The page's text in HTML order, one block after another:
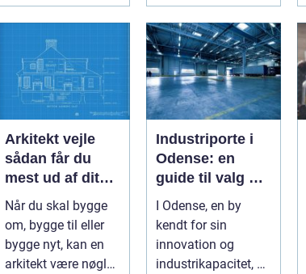
planlægnin...
Arkitekt vejle
sådan får du
mest ud af dit
byggeri
Når du skal bygge
om, bygge til eller
bygge nyt, kan en
arkitekt være nøglen
Industriporte i
Odense: en
guide til valg og
installation
I Odense, en by
kendt for sin
innovation og
industrikapacitet, er